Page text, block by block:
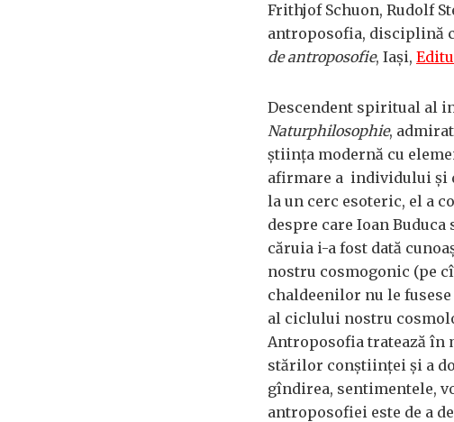
Frithjof Schuon, Rudolf
antroposofia, disciplină
de antroposofie, Iași,
Descendent spiritual al
Naturphilosophie,
știința modernă cu
afirmare a individului și
la un cerc esoteric, el a
despre care Ioan
căruia i-a fost dată
nostru cosmogonic (pe
chaldeenilor nu le
al ciclului nostru
Antroposofia tratează în
stărilor conștiinței și a
gîndirea, sentimentele,
antroposofiei este de a